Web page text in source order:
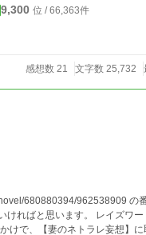
9,300 位 / 66,363件
感想数 21 文字数 25,732
680880394/962538909 の
五歳下の若い妻クローディアを娶
けで、【妻のネトラレ妄想】